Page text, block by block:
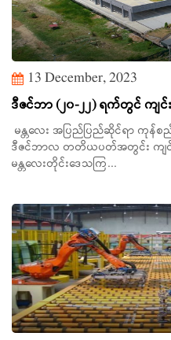
13 December, 2023
ဒီဇင်ဘာ (၂၀-၂၂) ရက်တွင် ကျ
မန္တလေး အပြည်ပြည်ဆိုင်ရာ ကုန်စ
ဒီဇင်ဘာလ တတိယပတ်အတွင်း ကျင်း
မန္တလေးတိုင်းဒေသကြ...